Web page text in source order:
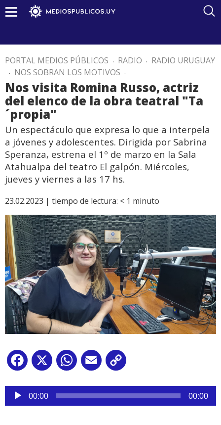
PORTAL MEDIOS PÚBLICOS . RADIO . RADIO URUGUAY
. NOS SOBRAN LOS MOTIVOS .
Nos visita Romina Russo, actriz
del elenco de la obra teatral "Ta
´propia"
Un espectáculo que expresa lo que a interpela
a jóvenes y adolescentes. Dirigida por Sabrina
Speranza, estrena el 1º de marzo en la Sala
Atahualpa del teatro El galpón. Miércoles,
jueves y viernes a las 17 hs.
23.02.2023 | tiempo de lectura: < 1 minuto
Facebook
X WhatsApp
Email
Reproductor
audio
00:00 00:00